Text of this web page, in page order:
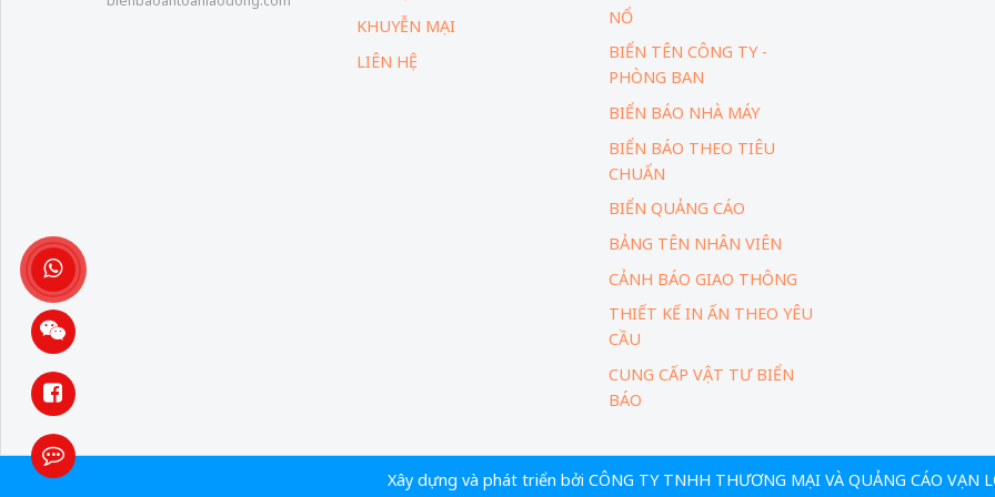
KHUYỄN MẠI
LIÊN HỆ
NỔ
BIỂN TÊN CÔNG TY -
PHÒNG BAN
BIỂN BÁO NHÀ MÁY
BIỂN BÁO THEO TIÊU
CHUẨN
BIỂN QUẢNG CÁO
BẢNG TÊN NHÂN VIÊN
CẢNH BÁO GIAO THÔNG
THIẾT KẾ IN ẤN THEO YÊU
CẦU
CUNG CẤP VẬT TƯ BIỂN
BÁO
Xây dựng và phát triển bởi CÔNG TY TNHH THƯƠNG MẠI VÀ QUẢNG CÁO VẠN